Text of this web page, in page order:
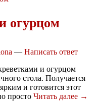
огурцом
— Написать ответ
и огурцом
стола. Получается
и готовится этот
просто Читать далее →